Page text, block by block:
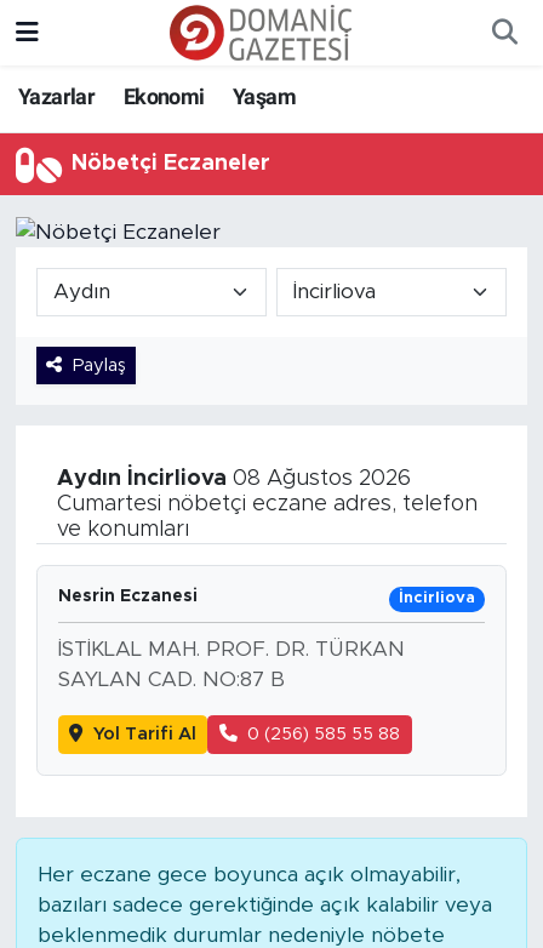
Yazarlar Ekonomi Yaşam
Nöbetçi Eczaneler
Paylaş
Aydın İncirliova 08 Ağustos 2026
Cumartesi nöbetçi eczane adres, telefon
ve konumları
Nesrin Eczanesi İncirliova
İSTİKLAL MAH. PROF. DR. TÜRKAN
SAYLAN CAD. NO:87 B
Yol Tarifi Al 0 (256) 585 55 88
Her eczane gece boyunca açık olmayabilir,
bazıları sadece gerektiğinde açık kalabilir veya
beklenmedik durumlar nedeniyle nöbete